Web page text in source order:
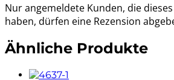
Nur angemeldete Kunden, die
haben, dürfen eine Rezension
Ähnliche Produkte